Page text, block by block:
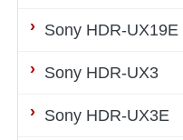
Sony HDR-UX19E
Sony HDR-UX3
Sony HDR-UX3E